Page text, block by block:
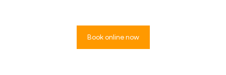
Book online now